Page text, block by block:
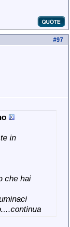
#97
in
che hai